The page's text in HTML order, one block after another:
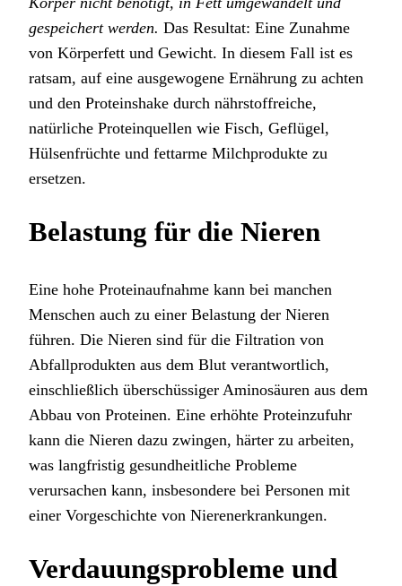
gespeichert werden. Das Resultat: Eine Zunahme
von Körperfett und Gewicht. In diesem Fall ist es
ratsam, auf eine ausgewogene Ernährung zu achten
und den Proteinshake durch nährstoffreiche,
natürliche Proteinquellen wie Fisch, Geflügel,
Hülsenfrüchte und fettarme Milchprodukte zu
ersetzen.
Belastung für die Nieren
Eine hohe Proteinaufnahme kann bei manchen
Menschen auch zu einer Belastung der Nieren
führen. Die Nieren sind für die Filtration von
Abfallprodukten aus dem Blut verantwortlich,
einschließlich überschüssiger Aminosäuren aus dem
Abbau von Proteinen. Eine erhöhte Proteinzufuhr
kann die Nieren dazu zwingen, härter zu arbeiten,
was langfristig gesundheitliche Probleme
verursachen kann, insbesondere bei Personen mit
einer Vorgeschichte von Nierenerkrankungen.
Verdauungsprobleme und